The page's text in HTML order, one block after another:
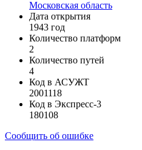
Московская область
Дата открытия
1943 год
Количество платформ
2
Количество путей
4
Код в АСУЖТ
2001118
Код в Экспресс-3
180108
Сообщить об ошибке